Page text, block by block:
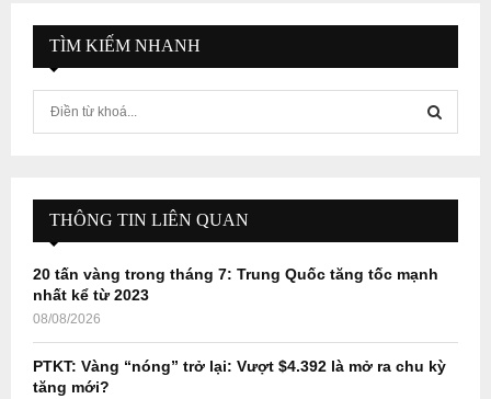
TÌM KIẾM NHANH
f
r
E
A
H
THÔNG TIN LIÊN QUAN
20 tấn vàng trong tháng 7: Trung Quốc tăng tốc mạnh
nhất kể từ 2023
08/08/2026
PTKT: Vàng “nóng” trở lại: Vượt $4.392 là mở ra chu kỳ
tăng mới?